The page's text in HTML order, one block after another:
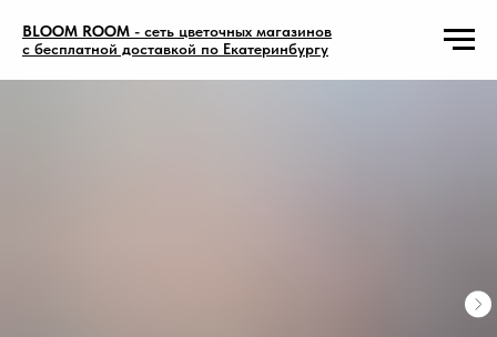
BLOOM ROOM - сеть цветочных магазинов
с бесплатной доставкой по Екатеринбургу